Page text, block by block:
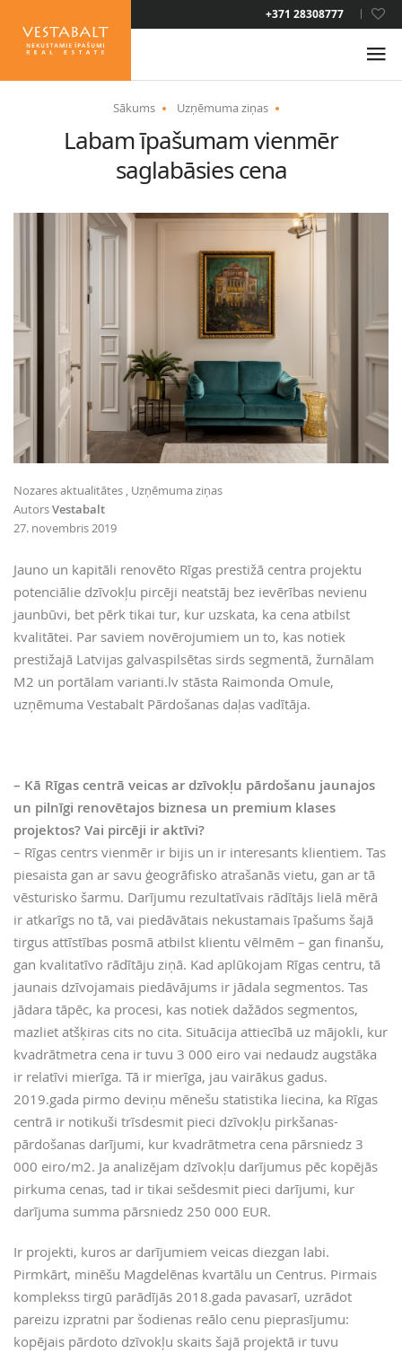
+371 28308777
RUS
PAR MUMS
PAKALPOJUMI
UZTURĒŠANĀS ATĻAUJA
KONTAKTI
Sākums Uzņēmuma ziņas
Labam īpašumam vienmēr
saglabāsies cena
Nozares aktualitātes Uzņēmuma ziņas
AutorsVestabalt
27. novembris 2019
Jauno un kapitāli renovēto Rīgas prestižā centra projektu
potenciālie dzīvokļu pircēji neatstāj bez ievērības nevienu
jaunbūvi, bet pērk tikai tur, kur uzskata, ka cena atbilst
kvalitātei. Par saviem novērojumiem un to, kas notiek
prestižajā Latvijas galvaspilsētas sirds segmentā, žurnālam
M2 un portālam varianti.lv stāsta Raimonda Omule,
uzņēmuma Vestabalt Pārdošanas daļas vadītāja.
– Kā Rīgas centrā veicas ar dzīvokļu pārdošanu jaunajos
un pilnīgi renovētajos biznesa un premium klases
projektos? Vai pircēji ir aktīvi?
– Rīgas centrs vienmēr ir bijis un ir interesants klientiem. Tas
piesaista gan ar savu ģeogrāfisko atrašanās vietu, gan ar tā
vēsturisko šarmu. Darījumu rezultatīvais rādītājs lielā mērā
ir atkarīgs no tā, vai piedāvātais nekustamais īpašums šajā
tirgus attīstības posmā atbilst klientu vēlmēm – gan finanšu,
gan kvalitatīvo rādītāju ziņā. Kad aplūkojam Rīgas centru, tā
jaunais dzīvojamais piedāvājums ir jādala segmentos. Tas
jādara tāpēc, ka procesi, kas notiek dažādos segmentos,
mazliet atšķiras cits no cita. Situācija attiecībā uz mājokli, kur
kvadrātmetra cena ir tuvu 3 000 eiro vai nedaudz augstāka
ir relatīvi mierīga. Tā ir mierīga, jau vairākus gadus.
2019.gada pirmo deviņu mēnešu statistika liecina, ka Rīgas
centrā ir notikuši trīsdesmit pieci dzīvokļu pirkšanas-
pārdošanas darījumi, kur kvadrātmetra cena pārsniedz 3
000 eiro/m2. Ja analizējam dzīvokļu darījumus pēc kopējās
pirkuma cenas, tad ir tikai sešdesmit pieci darījumi, kur
darījuma summa pārsniedz 250 000 EUR.
Ir projekti, kuros ar darījumiem veicas diezgan labi.
Pirmkārt, minēšu Magdelēnаs kvartālu un Centrus. Pirmais
komplekss tirgū parādījās 2018.gada pavasarī, uzrādot
pareizu izpratni par šodienas reālo cenu pieprasījumu:
kopējais pārdoto dzīvokļu skaits šajā projektā ir tuvu